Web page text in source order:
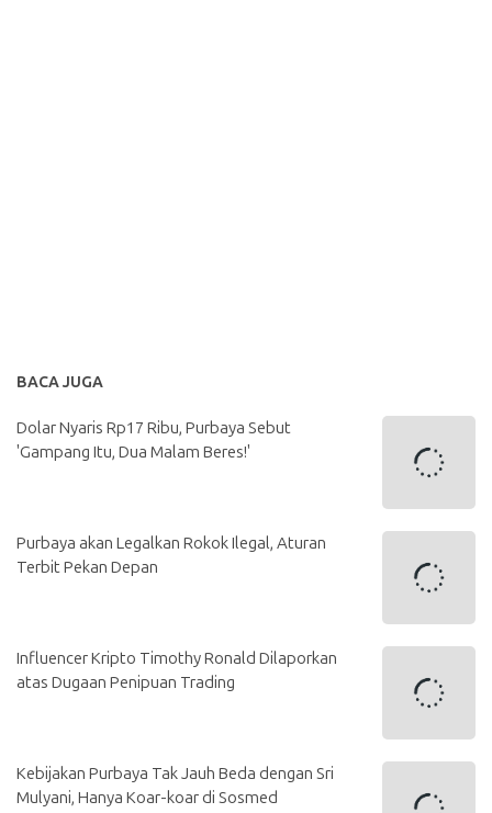
BACA JUGA
Dolar Nyaris Rp17 Ribu, Purbaya Sebut
'Gampang Itu, Dua Malam Beres!'
Purbaya akan Legalkan Rokok Ilegal, Aturan
Terbit Pekan Depan
Influencer Kripto Timothy Ronald Dilaporkan
atas Dugaan Penipuan Trading
Kebijakan Purbaya Tak Jauh Beda dengan Sri
Mulyani, Hanya Koar-koar di Sosmed